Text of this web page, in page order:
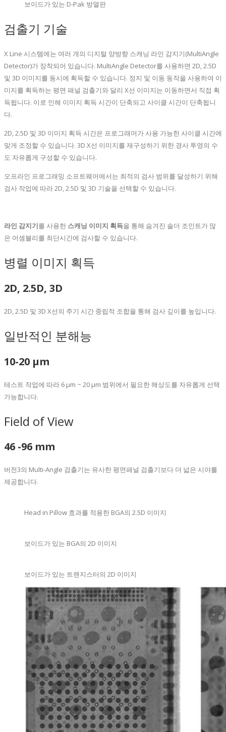
보이드가 있는 D-Pak 방열판
검출기 기술
X Line 시스템에는 여러 개의 디지털 양방향 스캐닝 라인 감지기(MultiAngle
Detector)가 장착되어 있습니다. MultiAngle Detector를 사용하면 2D, 2.5D
및 3D 이미지를 동시에 획득할 수 있습니다. 정지 및 이동 동작을 사용하여 이
미지를 획득하는 평면 패널 검출기와 달리 X선 이미지는 이동하면서 직접 획
득됩니다. 이로 인해 이미지 획득 시간이 단축되고 사이클 시간이 단축됩니
다.
2D, 2.5D 및 3D 이미지 획득 시간은 프로그래머가 사용 가능한 사이클 시간에
맞게 조정할 수 있습니다. 3D X선 이미지를 재구성하기 위한 경사 투영의 수
도 자유롭게 구성할 수 있습니다.
오프라인 프로그래밍 소프트웨어에서는 최적의 검사 범위를 달성하기 위해
검사 작업에 따라 2D, 2.5D 및 3D 기술을 선택할 수 있습니다.
라인 감지기를 사용한 스캐닝 이미지 획득을 통해 숨겨진 솔더 조인트가 많
은 어셈블리를 최단시간에 검사할 수 있습니다.
병렬 이미지 획득
2D, 2.5D, 3D
2D, 2.5D 및 3D X선의 주기 시간 중립적 조합을 통해 검사 깊이를 높입니다.
일반적인 분해능
10-20 µm
테스트 작업에 따라 6 µm ~ 20 µm 범위에서 필요한 해상도를 자유롭게 선택
가능합니다.
Field of View
46 -96 mm
버전3의 Multi-Angle 검출기는 유사한 평면패널 검출기보다 더 넓은 시야를
제공합니다.
Head in Pillow 효과를 적용한 BGA의 2.5D 이미지
보이드가 있는 BGA의 2D 이미지
보이드가 있는 트랜지스터의 2D 이미지